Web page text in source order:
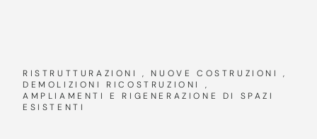
RISTRUTTURAZIONI , NUOVE COSTRUZIONI ,
DEMOLIZIONI RICOSTRUZIONI ,
AMPLIAMENTI E RIGENERAZIONE DI SPAZI
ESISTENTI